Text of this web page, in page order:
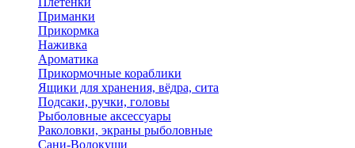
Приманки
Прикормка
Наживка
Ароматика
Прикормочные кораблики
Ящики для хранения, вёдра, сита
Подсаки, ручки, головы
Рыболовные аксессуары
Раколовки, экраны рыболовные
Сани-Волокуши